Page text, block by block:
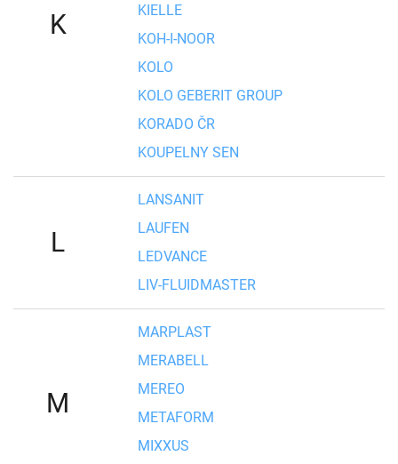
K
KIELLE
KOH-I-NOOR
KOLO
KOLO GEBERIT GROUP
KORADO ČR
KOUPELNY SEN
L
LANSANIT
LAUFEN
LEDVANCE
LIV-FLUIDMASTER
M
MARPLAST
MERABELL
MEREO
METAFORM
MIXXUS